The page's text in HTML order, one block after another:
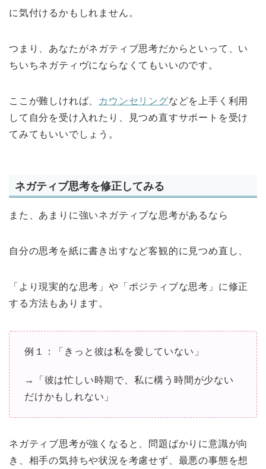
に気付けるかもしれません。
つまり、あなたがネガティブ思考だからといって、い
ちいちネガティヴにならなくてもいいのです。
ここが難しければ、 カウンセリングなどを上手く利用
して自分を受け入れたり、見つめ直すサポートを受け
てみてもいいでしょう。
ネガティブ思考を修正してみる
また、あまりに強いネガティブな思考があるなら
自分の思考を紙に書き出すなど客観的に見つめ直し、
「より現実的な思考」や「ポジティブな思考」に修正
する方法もあります。
例１：「きっと彼は私を愛していない」
→「彼は忙しい時期で、私に構う時間が少ない
だけかもしれない」
ネガティブ思考が強くなると、問題ばかりに意識が向
き、相手の気持ちや状況を考慮せず、最悪の事態を想